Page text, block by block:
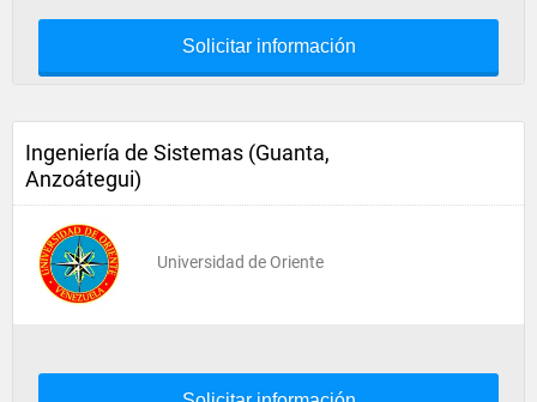
Solicitar información
Ingeniería de Sistemas (Guanta,
Anzoátegui)
Universidad de Oriente